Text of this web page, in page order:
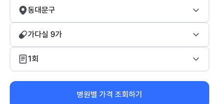
동대문구
가다실 9가
1회
병원별 가격 조회하기